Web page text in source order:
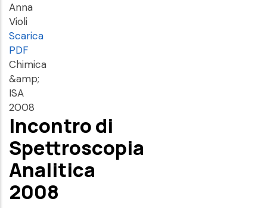
Anna
Violi
Scarica
PDF
Chimica
&amp;
ISA
2008
Incontro di
Spettroscopia
Analitica
2008